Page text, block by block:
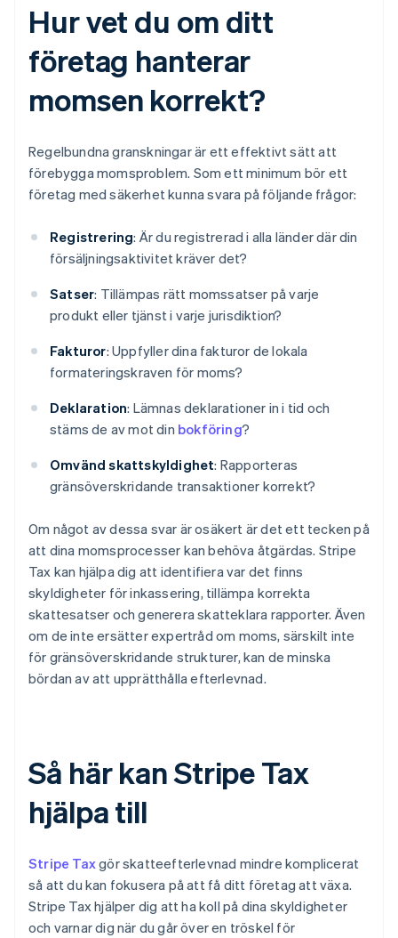
Hur vet du om ditt
företag hanterar
momsen korrekt?
Regelbundna granskningar är ett effektivt sätt att
förebygga momsproblem. Som ett minimum bör ett
företag med säkerhet kunna svara på följande frågor:
Registrering: Är du registrerad i alla länder där din
försäljningsaktivitet kräver det?
Satser: Tillämpas rätt momssatser på varje
produkt eller tjänst i varje jurisdiktion?
Fakturor: Uppfyller dina fakturor de lokala
formateringskraven för moms?
Deklaration: Lämnas deklarationer in i tid och
stäms de av mot din bokföring?
Omvänd skattskyldighet: Rapporteras
gränsöverskridande transaktioner korrekt?
Om något av dessa svar är osäkert är det ett tecken på
att dina momsprocesser kan behöva åtgärdas. Stripe
Tax kan hjälpa dig att identifiera var det finns
skyldigheter för inkassering, tillämpa korrekta
skattesatser och generera skatteklara rapporter. Även
om de inte ersätter expertråd om moms, särskilt inte
för gränsöverskridande strukturer, kan de minska
bördan av att upprätthålla efterlevnad.
Så här kan Stripe Tax
hjälpa till
Stripe Taxgör skatteefterlevnad mindre komplicerat
så att du kan fokusera på att få ditt företag att växa.
Stripe Tax hjälper dig att ha koll på dina skyldigheter
och varnar dig när du går över en tröskel för